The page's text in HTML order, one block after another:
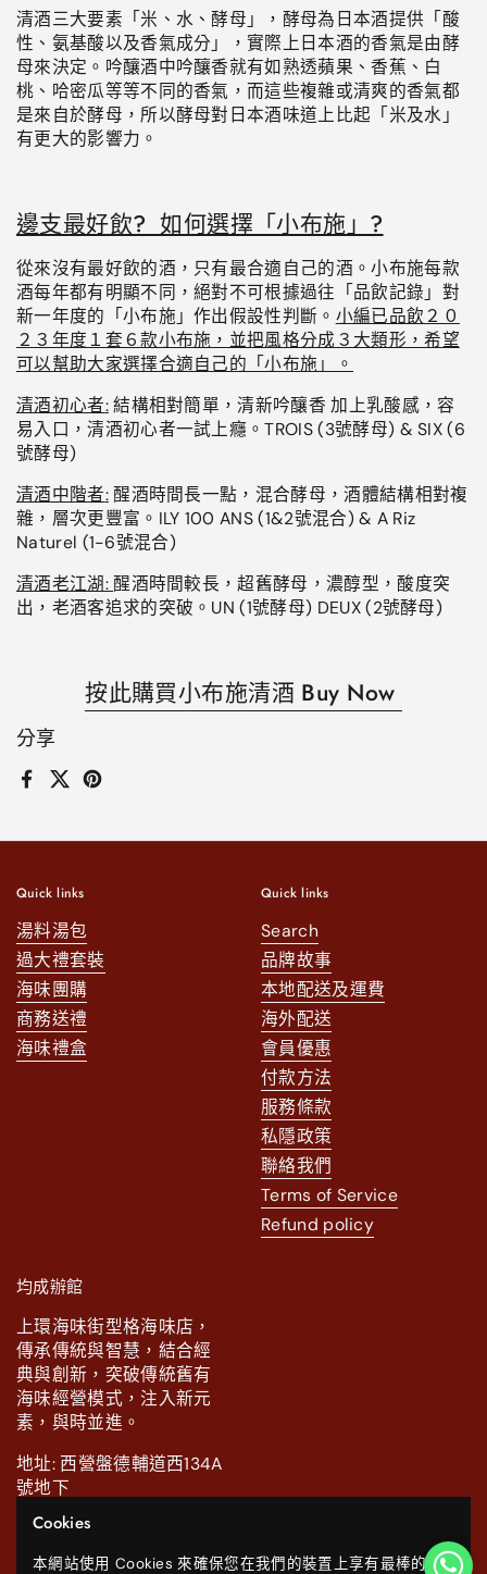
分享
Facebook
X (Twitter)
Pinterest
清酒三大要素「米、水、酵母」，酵母為日本酒提供「酸
性、氨基酸以及香氣成分」，實際上日本酒的香氣是由酵
母來決定。吟釀酒中吟釀香就有如熟透蘋果、香蕉、白
桃、哈密瓜等等不同的香氣，而這些複雜或清爽的香氣都
是來自於酵母，所以酵母對日本酒味道上比起「米及水」
有更大的影響力。
邊支最好飲? 如何選擇「小布施」?
從來沒有最好飲的酒，只有最合適自己的酒。小布施每款
酒每年都有明顯不同，絕對不可根據過往「品飲記錄」對
新一年度的「小布施」作出假設性判斷。 小編已品飲２０
２３年度１套６款小布施，並把風格分成３大類形，希望
可以幫助大家選擇合適自己的「小布施」。
清酒初心者: 結構相對簡單，清新吟釀香 加上乳酸感，容
易入口，清酒初心者一試上癮。TROIS (3號酵母) & SIX (6
號酵母)
清酒中階者: 醒酒時間長一點，混合酵母，酒體結構相對複
雜，層次更豐富。ILY 100 ANS (1&2號混合) & A Riz
Naturel (1-6號混合)
清酒老江湖:醒酒時間較長，超舊酵母，濃醇型，酸度突
出，老酒客追求的突破。UN (1號酵母) DEUX (2號酵母)
按此購買小布施清酒 Buy Now
Quick links
湯料湯包
過大禮套裝
海味團購
商務送禮
海味禮盒
Quick links
Search
品牌故事
本地配送及運費
海外配送
會員優惠
付款方法
服務條款
私隱政策
聯絡我們
Terms of Service
Refund policy
均成辦館
上環海味街型格海味店，
傳承傳統與智慧，結合經
典與創新，突破傳統舊有
海味經營模式，注入新元
素，與時並進。
地址: 西營盤德輔道西134A
號地下
電話: 2111 0886.
Cookies
本網站使用 Cookies 來確保您在我們的裝置上享有最棒的使